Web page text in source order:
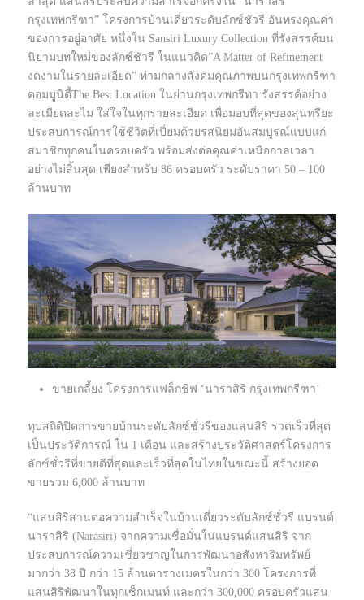
กรุงเทพกรีฑา” โครงการบ้านเดี่ยวระดับลักซ์ชัวรี อันทรงคุณค่า
ของการอยู่อาศัย หนึ่งใน Sansiri Luxury Collection ที่รังสรรค์บน
นิยามบทใหม่ของลักซ์ชัวรี ในแนวคิด”A Matter of Refinement
งดงามในรายละเอียด” ท่ามกลางสังคมคุณภาพบนกรุงเทพกรีฑา
คอมมูนิตี้The Best Location ในย่านกรุงเทพกรีทา รังสรรค์อย่าง
ละเมียดละไม ใส่ใจในทุกรายละเอียด เพื่อมอบที่สุดของสุนทรียะ
ประสบการณ์การใช้ชีวิตที่เปี่ยมด้วยรสนิยมอันสมบูรณ์แบบแก่
สมาชิกทุกคนในครอบครัว พร้อมส่งต่อคุณค่าเหนือกาลเวลา
อย่างไม่สิ้นสุด เพียงสำหรับ 86 ครอบครัว ระดับราคา 50 – 100
ล้านบาท
ขายเกลี้ยง โครงการแฟล็กชิฟ ‘นาราสิริ กรุงเทพกรีฑา’
ทุบสถิติปิดการขายบ้านระดับลักซ์ชั่วรีของแสนสิริ รวดเร็วที่สุด
เป็นประวัติการณ์ ใน 1 เดือน และสร้างประวัติศาสตร์โครงการ
ลักซ์ชั่วรีที่ขายดีที่สุดและเร็วที่สุดในไทยในขณะนี้ สร้างยอด
ขายรวม 6,000 ล้านบาท
“แสนสิริสานต่อความสำเร็จในบ้านเดี่ยวระดับลักซ์ชั่วรี แบรนด์
นาราสิริ (Narasiri) จากความเชื่อมั่นในแบรนด์แสนสิริ จาก
ประสบการณ์ความเชี่ยวชาญในการพัฒนาอสังหาริมทรัพย์
มากว่า 38 ปี กว่า 15 ล้านตารางเมตรในกว่า 300 โครงการที่
แสนสิริพัฒนาในทุกเซ็กเมนท์ และกว่า 300,000 ครอบครัวแสน